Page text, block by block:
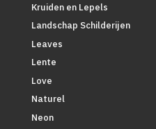
Kruiden en Lepels
Landschap Schilderijen
Leaves
Lente
Love
Naturel
Neon